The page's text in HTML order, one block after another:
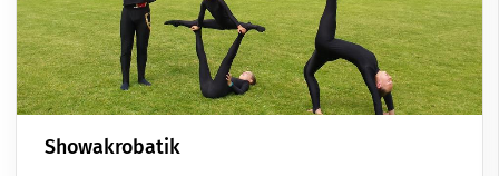
Showakrobatik